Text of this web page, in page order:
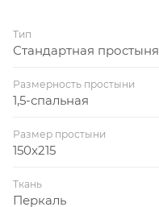
Тип
Стандартная простыня
Размерность простыни
1,5-спальная
Размер простыни
150x215
Ткань
Перкаль